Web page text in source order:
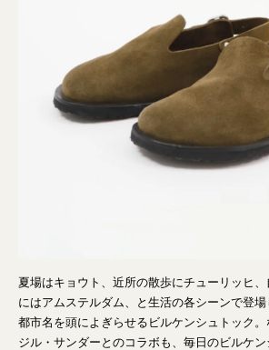
夏場はキョウト、近所の散歩にチューリッヒ
にはアムステルダム、と生活の各シーンで登
都市名を頭によぎらせるビルケンシュトック
ジル・サンダーとのコラボも、毎日のビルケ